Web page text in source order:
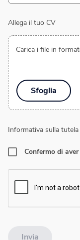
Allega il tuo CV
Sfoglia
Carica i file in
Informativa sulla
Confermo di
Invia